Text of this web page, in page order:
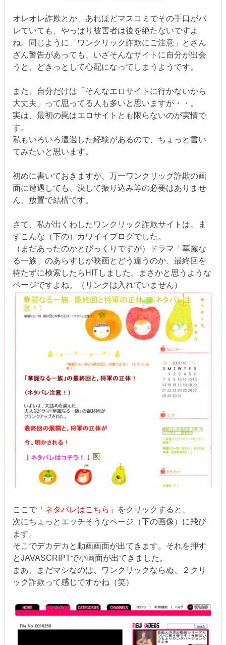
オレオレ詐欺とか、あれほどマスコミでその手口がバ
レていても、やっぱり被害者は後を絶たないですよ
ね。同じように「ワンクリック詐欺にご注意」とさん
ざん警告があっても、いざそんなサイトに自分が出会
うと、どきっとして心配になってしまうようです。
また、自分だけは「そんなエロサイトに行かないから
大丈夫」って思ってる人も多いと思いますが・・。
実は、最初の罠はエロサイトとも限らないのが実情で
す。
私もいろいろ遭遇した経験があるので、ちょっと書い
てみたいと思います。
初めに書いておきますが、万一ワンクリック詐欺の画
面に遭遇しても、決して振り込み等の必要はありませ
ん。放置で結構です。
さて、私が出くわしたワンクリック詐欺サイトは、ま
ずこんな（下の）カワイイブログでした。
（まだあったのかとびっくりですが）ドラマ「華麗な
る一族」のあらすじが映画とどう違うのか、最終回を
待たずに検索したらHITしました。まさかと思うような
ページですよね。（リンクは入れていません）
ここで「 ネタバレはこちら 」をクリックすると、
次にちょっとエッチそうなページ（下の画像）に飛び
ます。
そこでデカデカと動画画面が出てきます。それを押す
とJAVASCRIPTで小画面が出てきました。
まあ、まだマシなのは、ワンクリックならぬ、２クリ
ック詐欺って感じですかね（笑）